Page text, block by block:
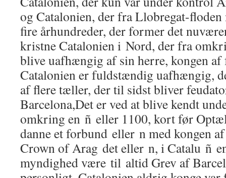
og Catalonien, der fra Llobregat-floden
fire århundreder, der former det
kristne Catalonien i Nord, der fra
blive uafhængig af sin herre, kongen
Catalonien er fuldstændig uafhængig,
af flere tæller, der til sidst bliver
Barcelona,Det er ved at blive kendt
omkring en ñ eller 1100, kort før
danne et forbund eller n med kongen
Crown of Arag det eller n, i Catalu ñ
myndighed være til altid Grev af